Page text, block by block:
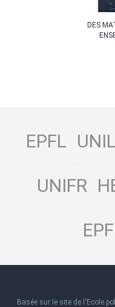
DES
EPFL UNIL
UNIFR
Basée sur le site de l'Ecole